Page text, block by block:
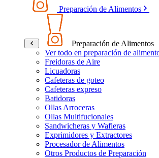
Preparación de Alimentos
Preparación de Alimentos
Ver todo en preparación de
Freidoras de Aire
Licuadoras
Cafeteras de goteo
Cafeteras expreso
Batidoras
Ollas Arroceras
Ollas Multifucionales
Sandwicheras y Wafleras
Exprimidores y Extractores
Procesador de Alimentos
Otros Productos de Preparación